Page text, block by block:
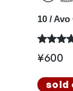
10 /
¥600
sold